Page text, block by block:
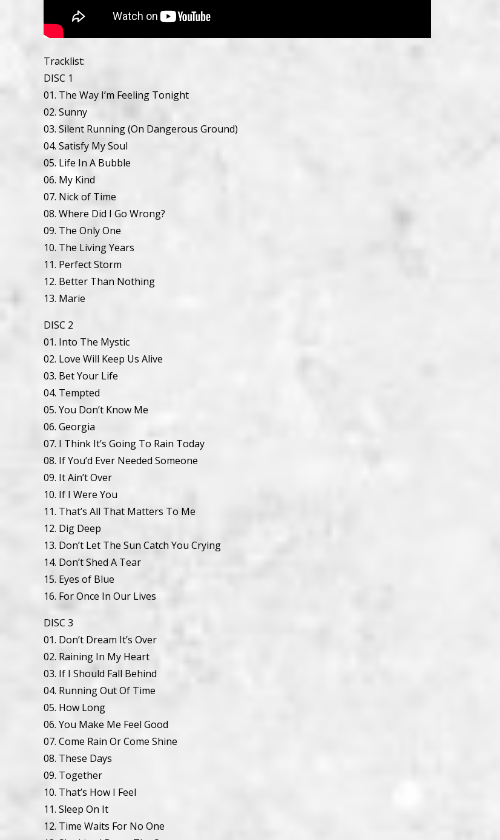
Tracklist:
DISC 1
01. The Way I’m Feeling Tonight
02. Sunny
03. Silent Running (On Dangerous Ground)
04. Satisfy My Soul
05. Life In A Bubble
06. My Kind
07. Nick of Time
08. Where Did I Go Wrong?
09. The Only One
10. The Living Years
11. Perfect Storm
12. Better Than Nothing
13. Marie
DISC 2
01. Into The Mystic
02. Love Will Keep Us Alive
03. Bet Your Life
04. Tempted
05. You Don’t Know Me
06. Georgia
07. I Think It’s Going To Rain Today
08. If You’d Ever Needed Someone
09. It Ain’t Over
10. If I Were You
11. That’s All That Matters To Me
12. Dig Deep
13. Don’t Let The Sun Catch You Crying
14. Don’t Shed A Tear
15. Eyes of Blue
16. For Once In Our Lives
DISC 3
01. Don’t Dream It’s Over
02. Raining In My Heart
03. If I Should Fall Behind
04. Running Out Of Time
05. How Long
06. You Make Me Feel Good
07. Come Rain Or Come Shine
08. These Days
09. Together
10. That’s How I Feel
11. Sleep On It
12. Time Waits For No One